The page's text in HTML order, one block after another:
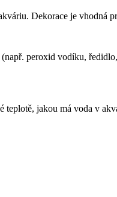
Dekorace je vhodná
(např. peroxid vodíku,
teplotě, jakou má voda v